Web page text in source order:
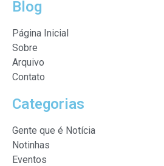
Blog
Página Inicial
Sobre
Arquivo
Contato
Categorias
Gente que é Notícia
Notinhas
Eventos